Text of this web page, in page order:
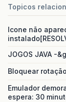
Topicos
Icone não
JOGOS JAVA -
Bloquear
Emulador
espera: 30